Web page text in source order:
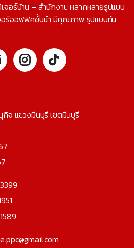
จอร์บ้าน – สำนักงาน หลากหลายรูปแบบ
อร์ออฟฟิศชั้นนำ มีคุณภาพ รูปแบบทัน
จ แขวงมีนบุรี เขตมีนบุรี